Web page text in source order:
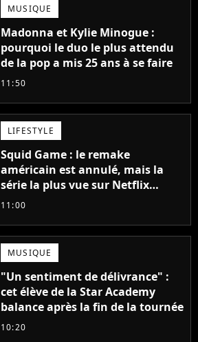
MUSIQUE
Madonna et Kylie Minogue :
pourquoi le duo le plus attendu
de la pop a mis 25 ans à se faire
11:50
LIFESTYLE
Squid Game : le remake
américain est annulé, mais la
série la plus vue sur Netflix
pourrait avoir une version
11:00
MUSIQUE
"Un sentiment de délivrance" :
cet élève de la Star Academy
balance après la fin de la tournée
10:20